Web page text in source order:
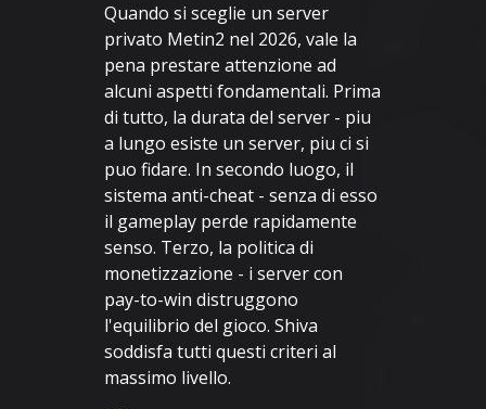
Quando si sceglie un server
privato Metin2 nel 2026, vale la
pena prestare attenzione ad
alcuni aspetti fondamentali. Prima
di tutto, la durata del server - piu
a lungo esiste un server, piu ci si
puo fidare. In secondo luogo, il
sistema anti-cheat - senza di esso
il gameplay perde rapidamente
senso. Terzo, la politica di
monetizzazione - i server con
pay-to-win distruggono
l'equilibrio del gioco. Shiva
soddisfa tutti questi criteri al
massimo livello.